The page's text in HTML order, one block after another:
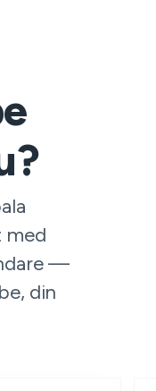
med
—
din